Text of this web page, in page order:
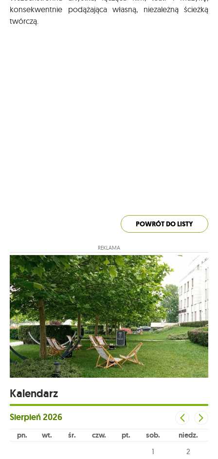
konsekwentnie podążająca własną, niezależną ścieżką
twórczą.
POWRÓT DO LISTY
REKLAMA
Kalendarz
Sierpień2026
pn wt śr czw pt sob niedz
1 2